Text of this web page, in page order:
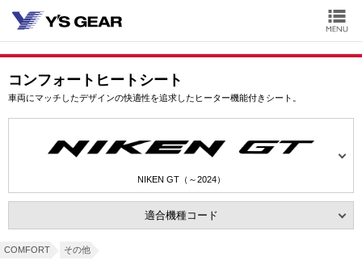
コンフォートヒートシート
車両にマッチしたデザインの快適性を追求したヒーター機能付きシート。
NIKEN GT（～2024）
適合機種コード
COMFORT その他